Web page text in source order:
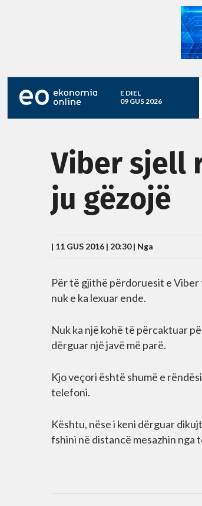
E DIEL
09 GUS 2026
Viber sjell
ju gëzojë
| 11 GUS 2016 | 20:30 | Nga
Për të gjithë përdoruesit e Viber
nuk e ka lexuar ende.
Nuk ka një kohë të përcaktuar
dërguar një javë më parë.
Kjo veçori është shumë e
telefoni.
Kështu, nëse i keni dërguar
fshini në distancë mesazhin nga